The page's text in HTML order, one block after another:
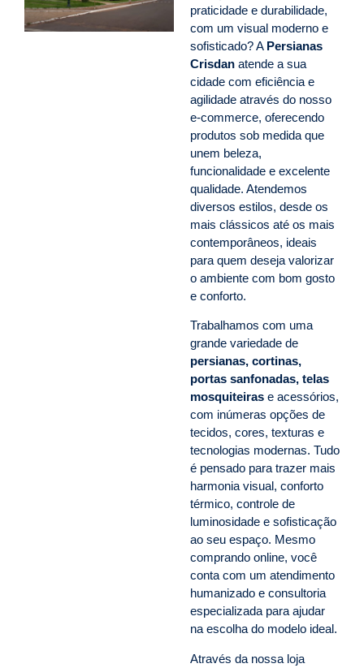
praticidade e durabilidade,
com um visual moderno e
sofisticado? A Persianas
Crisdan atende a sua
cidade com eficiência e
agilidade através do nosso
e-commerce, oferecendo
produtos sob medida que
unem beleza,
funcionalidade e excelente
qualidade. Atendemos
diversos estilos, desde os
mais clássicos até os mais
contemporâneos, ideais
para quem deseja valorizar
o ambiente com bom gosto
e conforto.
Trabalhamos com uma
grande variedade de
persianas, cortinas,
portas sanfonadas, telas
mosquiteiras e acessórios,
com inúmeras opções de
tecidos, cores, texturas e
tecnologias modernas. Tudo
é pensado para trazer mais
harmonia visual, conforto
térmico, controle de
luminosidade e sofisticação
ao seu espaço. Mesmo
comprando online, você
conta com um atendimento
humanizado e consultoria
especializada para ajudar
na escolha do modelo ideal.
Através da nossa loja